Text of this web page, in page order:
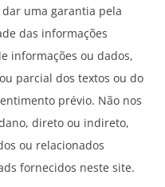
uma garantia pela
das informações
informações ou dados,
parcial dos textos ou do
prévio. Não nos
direto ou indireto,
ou relacionados
fornecidos neste site.